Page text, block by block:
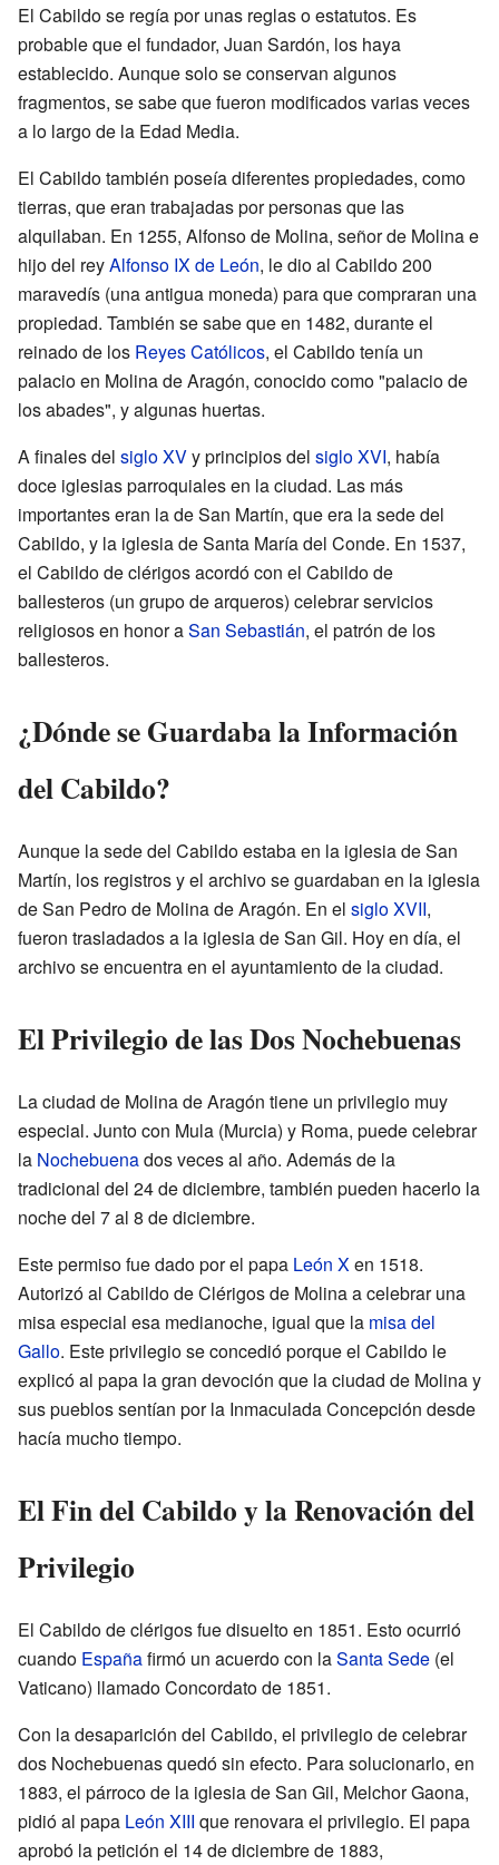
El Cabildo se regía por unas reglas o estatutos. Es
probable que el fundador, Juan Sardón, los haya
establecido. Aunque solo se conservan algunos
fragmentos, se sabe que fueron modificados varias veces
a lo largo de la Edad Media.
El Cabildo también poseía diferentes propiedades, como
tierras, que eran trabajadas por personas que las
alquilaban. En 1255, Alfonso de Molina, señor de Molina e
hijo del reyAlfonso IX de León, le dio al Cabildo 200
maravedís (una antigua moneda) para que compraran una
propiedad. También se sabe que en 1482, durante el
reinado de los Reyes Católicos, el Cabildo tenía un
palacio en Molina de Aragón, conocido como "palacio de
los abades", y algunas huertas.
A finales del siglo XVy principios del siglo XVI, había
doce iglesias parroquiales en la ciudad. Las más
importantes eran la de San Martín, que era la sede del
Cabildo, y la iglesia de Santa María del Conde. En 1537,
el Cabildo de clérigos acordó con el Cabildo de
ballesteros (un grupo de arqueros) celebrar servicios
religiosos en honor aSan Sebastián, el patrón de los
ballesteros.
¿Dónde se Guardaba la Información
del Cabildo?
Aunque la sede del Cabildo estaba en la iglesia de San
Martín, los registros y el archivo se guardaban en la iglesia
de San Pedro de Molina de Aragón. En el siglo XVII,
fueron trasladados a la iglesia de San Gil. Hoy en día, el
archivo se encuentra en el ayuntamiento de la ciudad.
El Privilegio de las Dos Nochebuenas
La ciudad de Molina de Aragón tiene un privilegio muy
especial. Junto con Mula (Murcia) y Roma, puede celebrar
la Nochebuenados veces al año. Además de la
tradicional del 24 de diciembre, también pueden hacerlo la
noche del 7 al 8 de diciembre.
Este permiso fue dado por el papa León Xen 1518.
Autorizó al Cabildo de Clérigos de Molina a celebrar una
misa especial esa medianoche, igual que la misa del
Gallo. Este privilegio se concedió porque el Cabildo le
explicó al papa la gran devoción que la ciudad de Molina y
sus pueblos sentían por la Inmaculada Concepción desde
hacía mucho tiempo.
El Fin del Cabildo y la Renovación del
Privilegio
El Cabildo de clérigos fue disuelto en 1851. Esto ocurrió
cuando Españafirmó un acuerdo con laSanta Sede (el
Vaticano) llamado Concordato de 1851.
Con la desaparición del Cabildo, el privilegio de celebrar
dos Nochebuenas quedó sin efecto. Para solucionarlo, en
1883, el párroco de la iglesia de San Gil, Melchor Gaona,
pidió al papa León XIII que renovara el privilegio. El papa
aprobó la petición el 14 de diciembre de 1883,